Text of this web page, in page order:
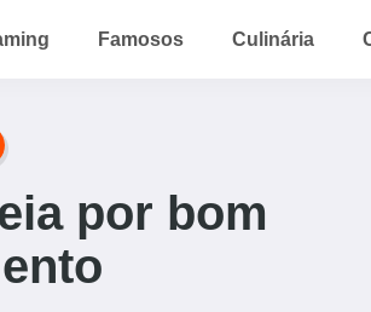
Famosos Culinária
por bom